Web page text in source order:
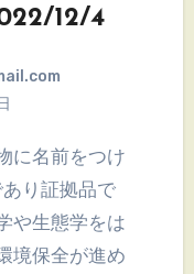
12/4
り証拠品で
や生態学をは
境保全が進め